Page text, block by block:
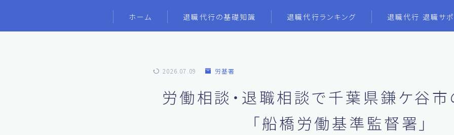
ホーム 退職代行の基礎知識 退職代行ランキング 退職代行 退職サポ
2026.07.09 労基署
労働相談・退職相談で千葉県鎌ケ谷
「船橋労働基準監督署」